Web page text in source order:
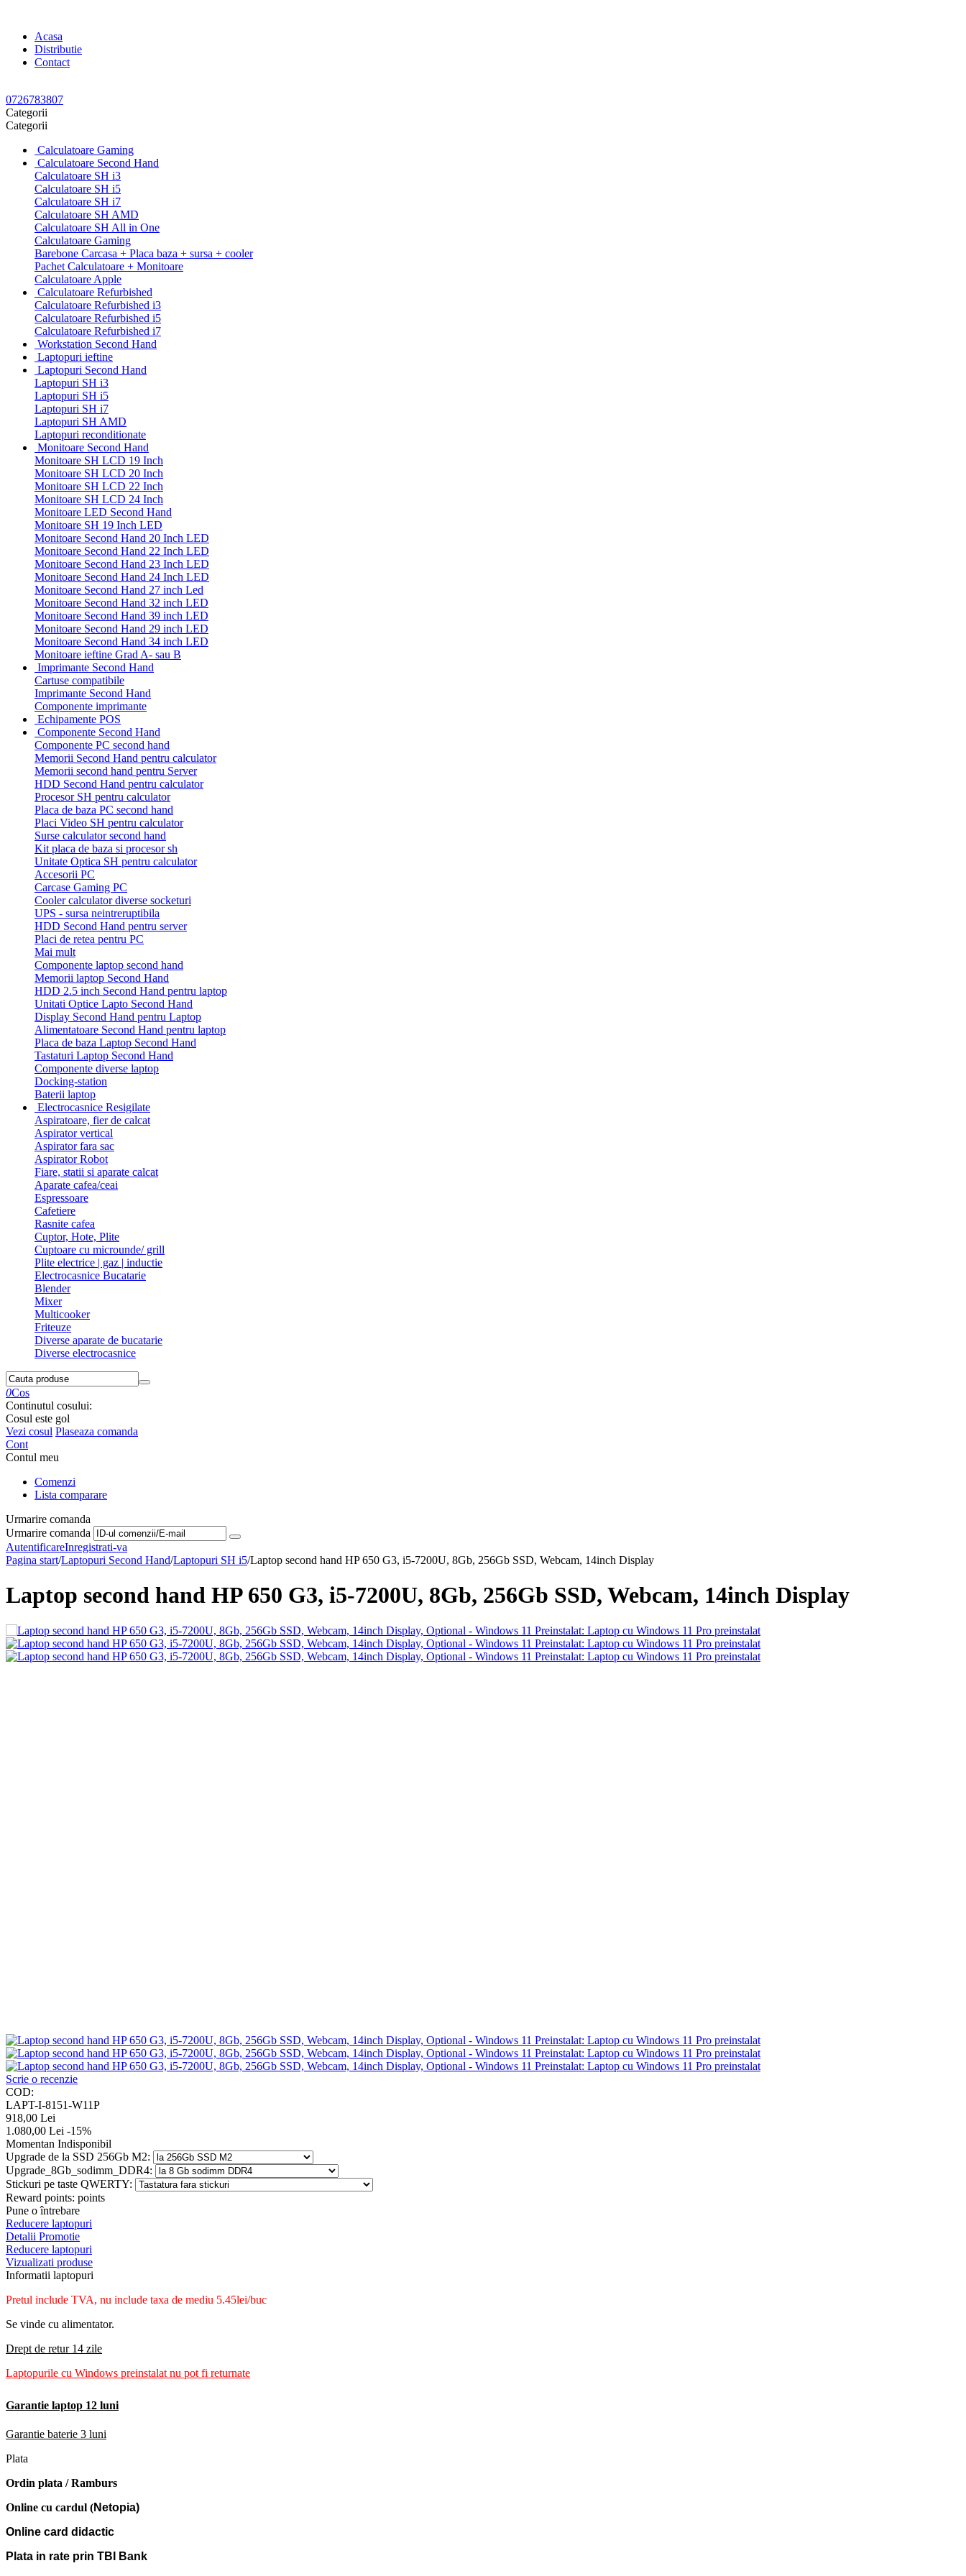
Acasa
Distributie
Contact
0726783807
Categorii
Categorii
Calculatoare Gaming
Calculatoare Second Hand
Calculatoare SH i3
Calculatoare SH i5
Calculatoare SH i7
Calculatoare SH AMD
Calculatoare SH All in One
Calculatoare Gaming
Barebone Carcasa + Placa baza + sursa + cooler
Pachet Calculatoare + Monitoare
Calculatoare Apple
Calculatoare Refurbished
Calculatoare Refurbished i3
Calculatoare Refurbished i5
Calculatoare Refurbished i7
Workstation Second Hand
Laptopuri ieftine
Laptopuri Second Hand
Laptopuri SH i3
Laptopuri SH i5
Laptopuri SH i7
Laptopuri SH AMD
Laptopuri reconditionate
Monitoare Second Hand
Monitoare SH LCD 19 Inch
Monitoare SH LCD 20 Inch
Monitoare SH LCD 22 Inch
Monitoare SH LCD 24 Inch
Monitoare LED Second Hand
Monitoare SH 19 Inch LED
Monitoare Second Hand 20 Inch LED
Monitoare Second Hand 22 Inch LED
Monitoare Second Hand 23 Inch LED
Monitoare Second Hand 24 Inch LED
Monitoare Second Hand 27 inch Led
Monitoare Second Hand 32 inch LED
Monitoare Second Hand 39 inch LED
Monitoare Second Hand 29 inch LED
Monitoare Second Hand 34 inch LED
Monitoare ieftine Grad A- sau B
Imprimante Second Hand
Cartuse compatibile
Imprimante Second Hand
Componente imprimante
Echipamente POS
Componente Second Hand
Componente PC second hand
Memorii Second Hand pentru calculator
Memorii second hand pentru Server
HDD Second Hand pentru calculator
Procesor SH pentru calculator
Placa de baza PC second hand
Placi Video SH pentru calculator
Surse calculator second hand
Kit placa de baza si procesor sh
Unitate Optica SH pentru calculator
Accesorii PC
Carcase Gaming PC
Cooler calculator diverse socketuri
UPS - sursa neintreruptibila
HDD Second Hand pentru server
Placi de retea pentru PC
Mai mult
Componente laptop second hand
Memorii laptop Second Hand
HDD 2.5 inch Second Hand pentru laptop
Unitati Optice Lapto Second Hand
Display Second Hand pentru Laptop
Alimentatoare Second Hand pentru laptop
Placa de baza Laptop Second Hand
Tastaturi Laptop Second Hand
Componente diverse laptop
Docking-station
Baterii laptop
Electrocasnice Resigilate
Aspiratoare, fier de calcat
Aspirator vertical
Aspirator fara sac
Aspirator Robot
Fiare, statii si aparate calcat
Aparate cafea/ceai
Espressoare
Cafetiere
Rasnite cafea
Cuptor, Hote, Plite
Cuptoare cu microunde/ grill
Plite electrice | gaz | inductie
Electrocasnice Bucatarie
Blender
Mixer
Multicooker
Friteuze
Diverse aparate de bucatarie
Diverse electrocasnice
0Cos
Continutul cosului:
Cosul este gol
Vezi cosul Plaseaza comanda
Cont
Contul meu
Comenzi
Lista comparare
Urmarire comanda
Urmarire comanda
AutentificareInregistrati-va
Pagina start/Laptopuri Second Hand/Laptopuri SH i5/Laptop second hand HP 650 G3, i5-7200U, 8Gb, 256Gb SSD, Webcam, 14inch Display
Laptop second hand HP 650 G3, i5-7200U, 8Gb, 256Gb SSD, Webcam, 14inch Display
Scrie o recenzie
COD:
LAPT-I-8151-W11P
918,00 Lei
1.080,00 Lei -15%
Momentan Indisponibil
Upgrade de la SSD 256Gb M2:
Upgrade_8Gb_sodimm_DDR4:
Stickuri pe taste QWERTY:
Reward points: points
Pune o întrebare
Reducere laptopuri
Detalii Promotie
Reducere laptopuri
Vizualizati produse
Informatii laptopuri
Pretul include TVA, nu include taxa de mediu 5.45lei/buc
Se vinde cu alimentator.
Drept de retur 14 zile
Laptopurile cu Windows preinstalat nu pot fi returnate
Garantie laptop 12 luni
Garantie baterie 3 luni
Plata
Ordin plata / Ramburs
Online cu cardul (Netopia)
Online card didactic
Plata in rate prin TBI Bank